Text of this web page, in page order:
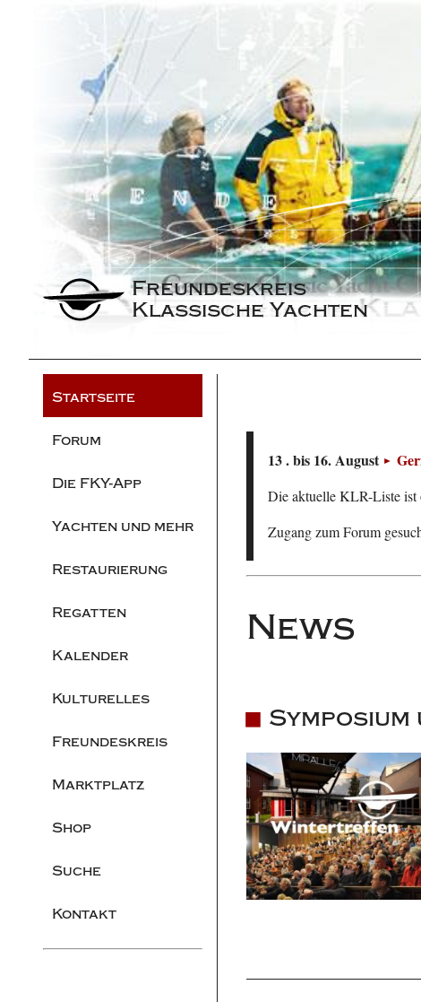
Freundeskreis
Klassische Yachten
Startseite
Forum
Die FKY-App
Yachten und mehr
Restaurierung
Regatten
Kalender
Kulturelles
Freundeskreis
Marktplatz
Shop
Suche
Kontakt
13 . bis 16. August
Die aktuelle KLR-Liste ist
Zugang zum Forum
News